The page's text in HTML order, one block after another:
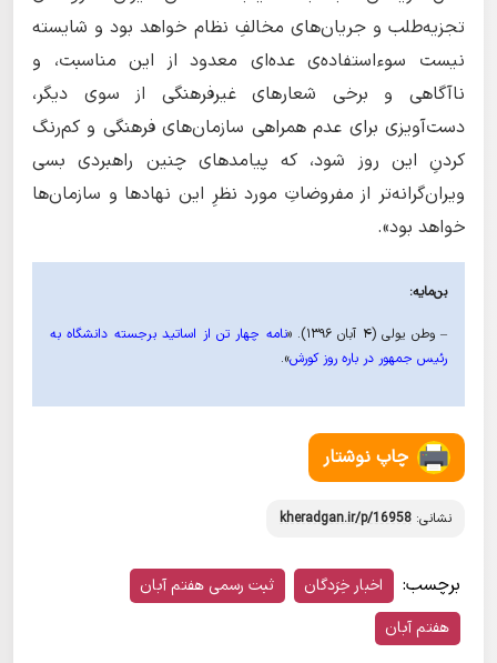
تجزیه‌طلب و جریان‌های مخالفِ نظام خواهد بود و شایسته
نیست سوء‌استفاده‌ی عده‌ای معدود از این مناسبت، و
ناآگاهی و برخی شعارهای غیرفرهنگی از سوی دیگر،
دست‌آویزی برای عدم همراهی سازمان‌های فرهنگی و کم‌رنگ
کردنِ این روز شود، که پیامدهای چنین راهبردی بسی
ویران‌گرانه‌تر از مفروضاتِ مورد نظرِ این نهادها و سازمان‌ها
خواهد بود».
بن‌مایه:
– وطن یولی (4 آبان ۱۳۹۶). «
نامه چهار تن از اساتید برجسته دانشگاه به
رئیس جمهور در باره روز کورش».
چاپ نوشتار
نشانی: kheradgan.ir/p/16958
برچسب: اخبار خِرَدگان
ثبت رسمی هفتم آبان
هفتم آبان